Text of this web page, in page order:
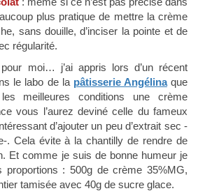
plus pratique de mettre la crème
sans douille, d’inciser la pointe et de
régularité.
moi… j’ai appris lors d’un récent
le labo de la pâtisserie Angélinaque
meilleures conditions une crème
vous l’aurez deviné celle du fameux
d’ajouter un peu d’extrait sec -
. Cela évite à la chantilly de rendre de
Et comme je suis de bonne humeur je
proportions : 500g de crème 35%MG,
tamisée avec 40g de sucre glace.